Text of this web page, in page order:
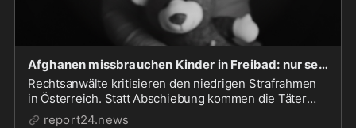
Afghanen missbrauchen Kinder in Freibad: nur sechs Monate unbedingte Haft
Rechtsanwälte kritisieren den niedrigen Strafrahmen
in Österreich. Statt Abschiebung kommen die Täter
bald frei.
report24.news